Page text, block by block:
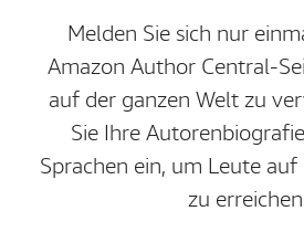
Melden Sie sich nur
Amazon Author Central-
auf der ganzen Welt zu
Sie Ihre
Sprachen ein, um Leute
zu